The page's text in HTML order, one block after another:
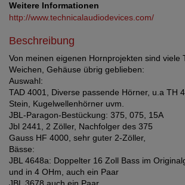
Weitere Informationen
http://www.technicalaudiodevices.com/
Beschreibung
Von meinen eigenen Hornprojekten sind viele
Weichen, Gehäuse übrig geblieben:
Auswahl:
TAD 4001, Diverse passende Hörner, u.a TH
Stein, Kugelwellenhörner uvm.
JBL-Paragon-Bestückung: 375, 075, 15A
Jbl 2441, 2 Zöller, Nachfolger des 375
Gauss HF 4000, sehr guter 2-Zöller,
Bässe:
JBL 4648a: Doppelter 16 Zoll Bass im
und in 4 OHm, auch ein Paar